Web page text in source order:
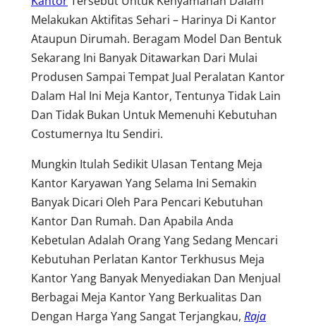
Melakukan Aktifitas Sehari – Harinya Di Kantor
Ataupun Dirumah. Beragam Model Dan Bentuk
Sekarang Ini Banyak Ditawarkan Dari Mulai
Produsen Sampai Tempat Jual Peralatan Kantor
Dalam Hal Ini Meja Kantor, Tentunya Tidak Lain
Dan Tidak Bukan Untuk Memenuhi Kebutuhan
Costumernya Itu Sendiri.
Mungkin Itulah Sedikit Ulasan Tentang Meja
Kantor Karyawan Yang Selama Ini Semakin
Banyak Dicari Oleh Para Pencari Kebutuhan
Kantor Dan Rumah. Dan Apabila Anda
Kebetulan Adalah Orang Yang Sedang Mencari
Kebutuhan Perlatan Kantor Terkhusus Meja
Kantor Yang Banyak Menyediakan Dan Menjual
Berbagai Meja Kantor Yang Berkualitas Dan
Dengan Harga Yang Sangat Terjangkau, Raja